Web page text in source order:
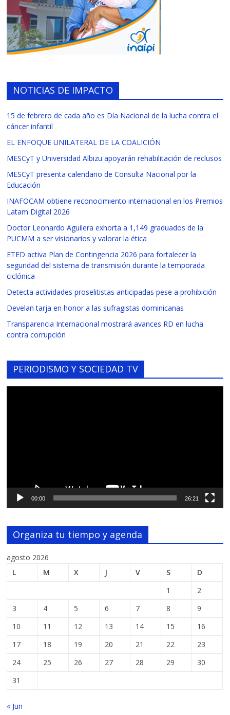
NOTICIAS DE IMPACTO
15 de febrero de cada año es Día Nacional de la lucha contra el
cáncer infantil
EL ENFOQUE UNILATERAL DE LA COALICIÓN
MESCyT y Universidad Albizu apoyarán rehabilitación de reclusos
MESCyT presenta calendario de Consulta Nacional por la
Educación
INAFOCAM obtiene reconocimiento internacional en los Premios
Latam Digital 2026
Doctor Leonardo Aguilera exhorta a 1,149 graduados de la
PUCMM a ser visionarios y valorar la ética
ETED activa Plan de Contingencia 2026 para fortalecer la
seguridad del sistema de transmisión durante la temporada
ciclónica
Detecta actividades proselitistas anticipadas pese a prohibición
Develan tarja en honor a las sufragistas dominicanas
Transparencia Internacional mostrará avances RD en lucha
contra corrupción
PERIODISMO Y SOCIEDAD TV
00:00 26:21
Organiza tu tiempo y agenda
agosto 2026
L
M X J V S
D
1
2
3
4 5 6 7 8
9
10
11 12 13 14 15
16
17
18 19 20 21 22
23
24
25 26 27 28 29
30
31
« Jun